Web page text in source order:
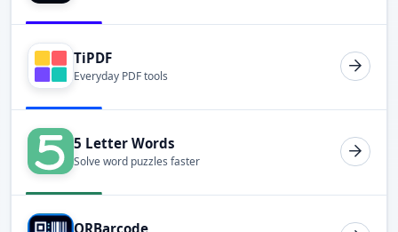
TiPDF
Everyday PDF tools
5 Letter Words
Solve word puzzles faster
QRBarcode